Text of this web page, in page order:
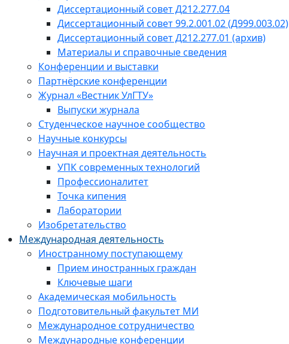
Диссертационный совет Д212.277.04
Диссертационный совет 99.2.001.02 (Д999.003.02)
Диссертационный совет Д212.277.01 (архив)
Материалы и справочные сведения
Конференции и выставки
Партнёрские конференции
Журнал «Вестник УлГТУ»
Выпуски журнала
Студенческое научное сообщество
Научные конкурсы
Научная и проектная деятельность
УПК современных технологий
Профессионалитет
Точка кипения
Лаборатории
Изобретательство
Международная деятельность
Иностранному поступающему
Прием иностранных граждан
Ключевые шаги
Академическая мобильность
Подготовительный факультет МИ
Международное сотрудничество
Международные конференции